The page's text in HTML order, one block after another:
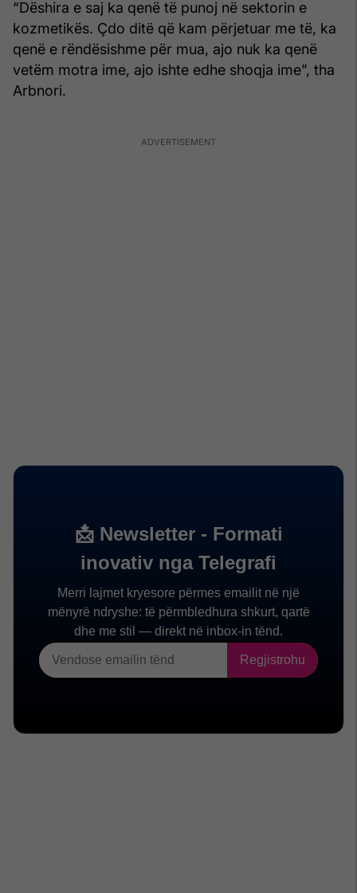
“Dëshira e saj ka qenë të punoj në sektorin e
kozmetikës. Çdo ditë që kam përjetuar me të, ka
qenë e rëndësishme për mua, ajo nuk ka qenë
vetëm motra ime, ajo ishte edhe shoqja ime”, tha
Arbnori.